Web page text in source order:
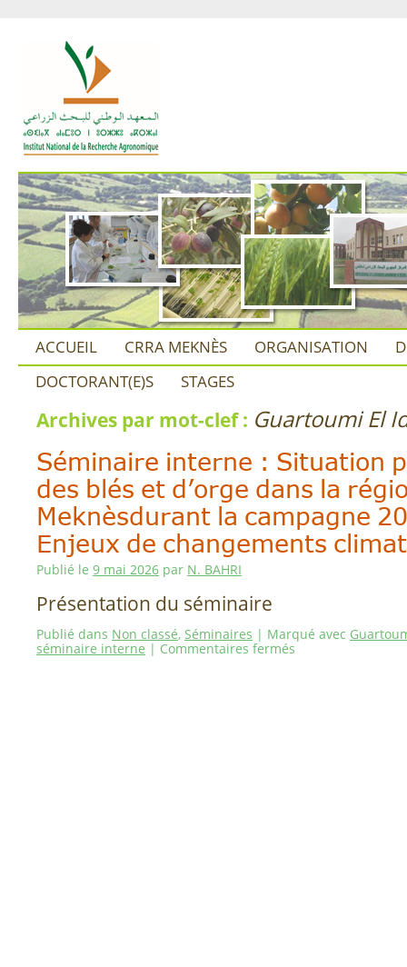
ACCUEIL CRRA MEKNÈS ORGANISATION
DOCTORANT(E)S
STAGES
Archives par mot-clef : Guartoumi El
Séminaire interne : Situation
des blés et d’orge dans la
Meknèsdurant la campagne
Enjeux de changements
Publié le 9 mai 2026 par N. BAHRI
Présentation du séminaire
Publié dans Non classé, Séminaires | Marqué avec
séminaire interne | Commentaires fermés